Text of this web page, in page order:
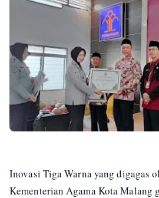
Inovasi Tiga Warna yang digagas
Kementerian Agama Kota Malang